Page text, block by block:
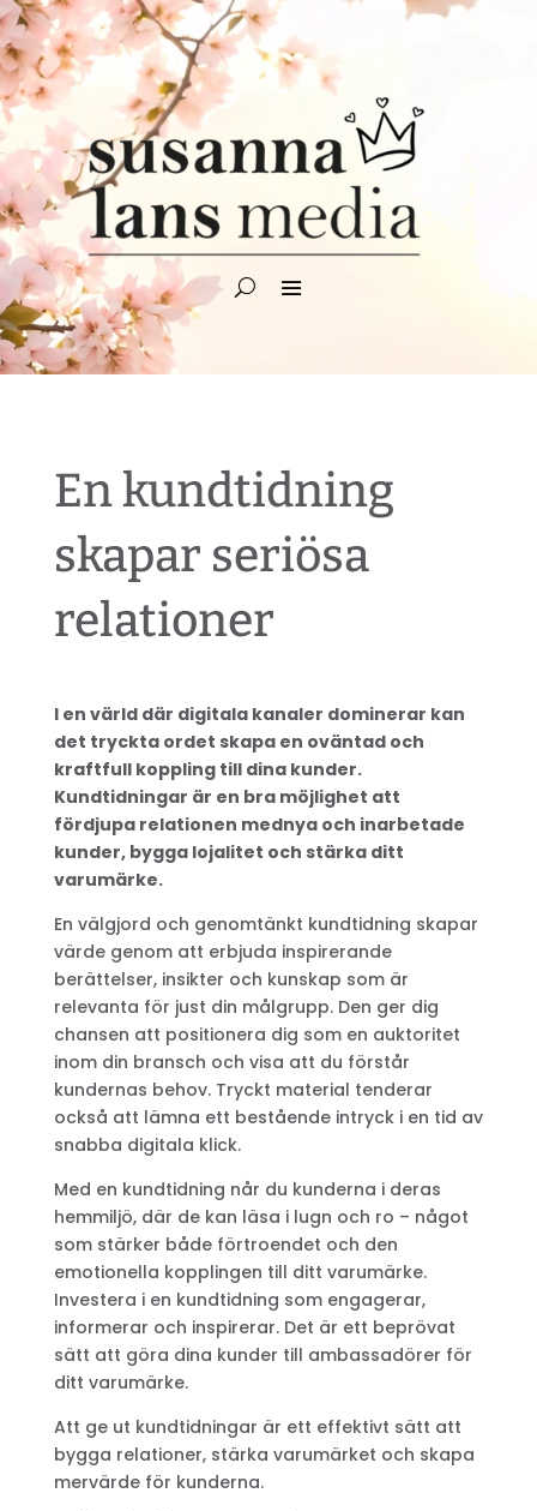
Videospelare
En kundtidning
skapar seriösa
relationer
I en värld där digitala kanaler dominerar kan
det tryckta ordet skapa en oväntad och
kraftfull koppling till dina kunder.
Kundtidningar är en bra möjlighet att
fördjupa relationen mednya och inarbetade
kunder, bygga lojalitet och stärka ditt
varumärke.
En välgjord och genomtänkt kundtidning skapar
värde genom att erbjuda inspirerande
berättelser, insikter och kunskap som är
relevanta för just din målgrupp. Den ger dig
chansen att positionera dig som en auktoritet
inom din bransch och visa att du förstår
kundernas behov. Tryckt material tenderar
också att lämna ett bestående intryck i en tid av
snabba digitala klick.
Med en kundtidning når du kunderna i deras
hemmiljö, där de kan läsa i lugn och ro – något
som stärker både förtroendet och den
emotionella kopplingen till ditt varumärke.
Investera i en kundtidning som engagerar,
informerar och inspirerar. Det är ett beprövat
sätt att göra dina kunder till ambassadörer för
ditt varumärke.
Att ge ut kundtidningar är ett effektivt sätt att
bygga relationer, stärka varumärket och skapa
mervärde för kunderna.